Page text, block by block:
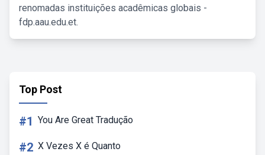
renomadas instituições acadêmicas globais -
fdp.aau.edu.et.
Top Post
#1 You Are Great Tradução
#2 X Vezes X é Quanto